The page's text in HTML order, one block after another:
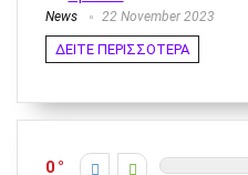
News 22 November 2023
ΔΕΙΤΕ ΠΕΡΙΣΣΟΤΕΡΑ
0